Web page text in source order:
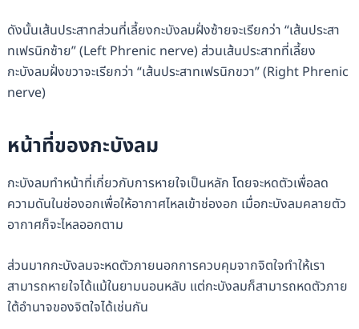
ดังนั้นเส้นประสาทส่วนที่เลี้ยงกะบังลมฝั่งซ้ายจะเรียกว่า “เส้นประสา
ทเฟรนิกซ้าย” (Left Phrenic nerve) ส่วนเส้นประสาทที่เลี้ยง
กะบังลมฝั่งขวาจะเรียกว่า “เส้นประสาทเฟรนิกขวา” (Right Phrenic
nerve)
หน้าที่ของกะบังลม
กะบังลมทำหน้าที่เกี่ยวกับการหายใจเป็นหลัก โดยจะหดตัวเพื่อลด
ความดันในช่องอกเพื่อให้อากาศไหลเข้าช่องอก เมื่อกะบังลมคลายตัว
อากาศก็จะไหลออกตาม
ส่วนมากกะบังลมจะหดตัวภายนอกการควบคุมจากจิตใจทำให้เรา
สามารถหายใจได้แม้ในยามนอนหลับ แต่กะบังลมก็สามารถหดตัวภาย
ใต้อำนาจของจิตใจได้เช่นกัน